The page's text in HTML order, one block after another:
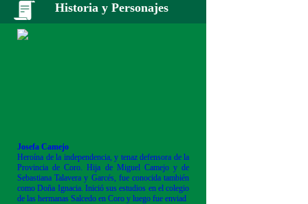
Historia y Personajes
Josefa Camejo
Heroína de la independencia, y tenaz defensora de la
Provincia de Coro. Hija de Miguel Camejo y de
Sebastiana Talavera y Garcés, fue conocida también
como Doña Ignacia. Inició sus estudios en el colegio
de las hermanas Salcedo en Coro y luego fue enviad